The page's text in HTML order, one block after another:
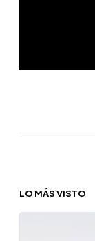
LO MÁS VISTO